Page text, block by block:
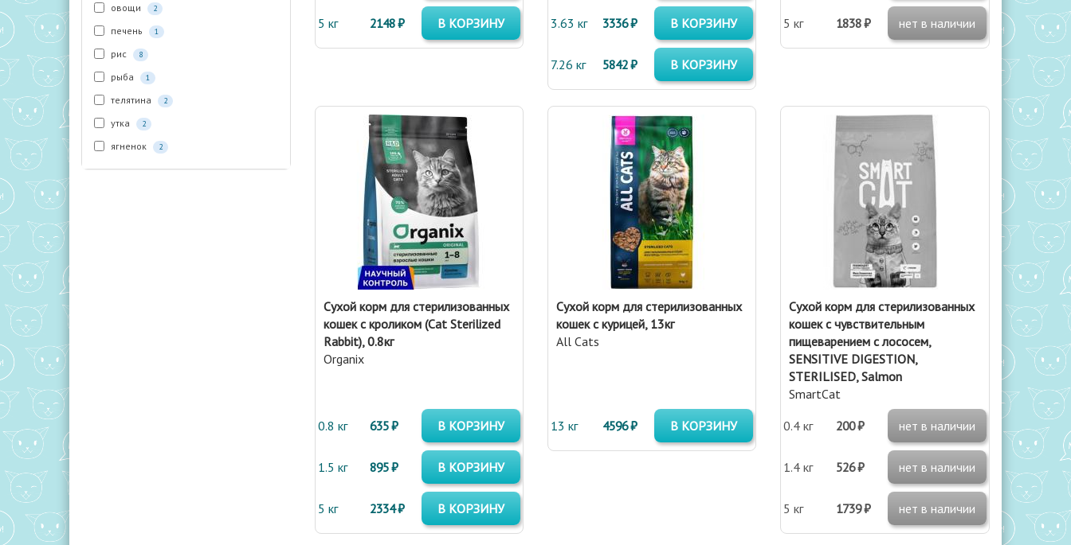
овощи 2
печень 1
рис 8
рыба 1
телятина 2
утка 2
ягненок 2
5 кг 2148 ₽ В КОРЗИНУ 3.63 кг 3336 ₽ В КОРЗИНУ
7.26 кг 5842 ₽ В КОРЗИНУ
5 кг 1838 ₽ нет в наличии
Сухой корм для стерилизованных
кошек с кроликом (Cat Sterilized
Rabbit), 0.8кг
Organix
0.8 кг 635 ₽ В КОРЗИНУ
1.5 кг 895 ₽ В КОРЗИНУ
5 кг 2334 ₽ В КОРЗИНУ
Сухой корм для стерилизованных
кошек с курицей, 13кг
All Cats
13 кг 4596 ₽ В КОРЗИНУ
Сухой корм для стерилизованных
кошек с чувствительным
пищеварением с лососем,
SENSITIVE DIGESTION,
STERILISED, Salmon
SmartCat
0.4 кг
200 ₽ нет в наличии
1.4 кг 526 ₽ нет в наличии
5 кг 1739 ₽ нет в наличии